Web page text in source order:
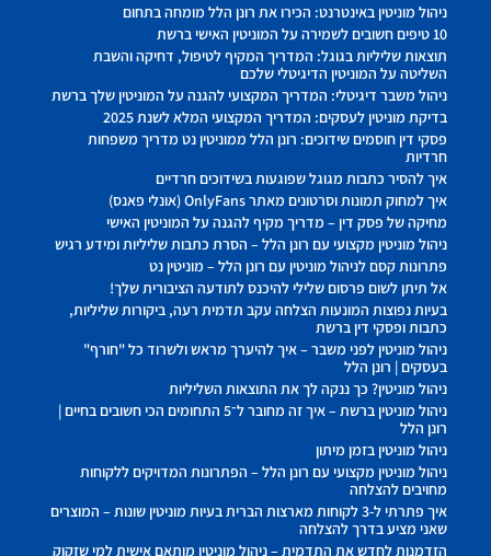
ניהול מוניטין באינטרנט: הכירו את רונן הלל מומחה בתחום
10 טיפים חשובים לשמירה על המוניטין האישי ברשת
תוצאות שליליות בגוגל: המדריך המקיף לטיפול, דחיקה והשבת
השליטה על המוניטין הדיגיטלי שלכם
ניהול משבר דיגיטלי: המדריך המקצועי להגנה על המוניטין שלך ברשת
בדיקת מוניטין לעסקים: המדריך המקצועי המלא לשנת 2025
פסקי דין חוסמים שידוכים: רונן הלל ממוניטין נט מדריך משפחות
חרדיות
איך להסיר כתבות מגוגל שפוגעות בשידוכים חרדיים
איך למחוק תמונות וסרטונים מאתר OnlyFans (אונלי פאנס)
מחיקה של פסק דין – מדריך מקיף להגנה על המוניטין האישי
ניהול מוניטין מקצועי עם רונן הלל – הסרת כתבות שליליות ומידע רגיש
פתרונות קסם לניהול מוניטין עם רונן הלל – מוניטין נט
אל תיתן לשום פרסום שלילי להיכנס לתודעה הציבורית שלך!
בעיות נפוצות המונעות הצלחה עקב תדמית רעה, ביקורות שליליות,
כתבות ופסקי דין ברשת
ניהול מוניטין לפני משבר – איך להיערך מראש ולשרוד כל "חורף"
בעסקים | רונן הלל
ניהול מוניטין? כך ננקה לך את התוצאות השליליות
ניהול מוניטין ברשת – איך זה מחובר ל־5 התחומים הכי חשובים בחיים |
רונן הלל
ניהול מוניטין בזמן מיתון
ניהול מוניטין מקצועי עם רונן הלל – הפתרונות המדויקים ללקוחות
מחויבים להצלחה
איך פתרתי ל-3 לקוחות מארצות הברית בעיות מוניטין שונות – המוצרים
שאני מציע בדרך להצלחה
הזדמנות לחדש את התדמית – ניהול מוניטין מותאם אישית למי שזקוק